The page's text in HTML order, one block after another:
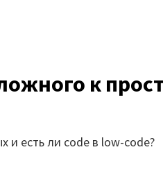
к
и есть ли code в low-code?